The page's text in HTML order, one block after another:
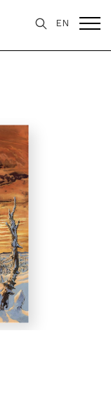
EN